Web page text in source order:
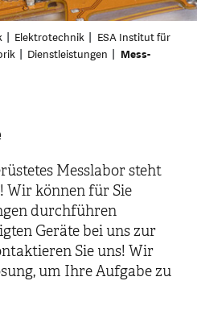
Elektrotechnik
ESA Institut für
Dienstleistungen
Mess-
Messlabor steht
Wir können für Sie
durchführen
Geräte bei uns zur
Sie uns! Wir
um Ihre Aufgabe zu